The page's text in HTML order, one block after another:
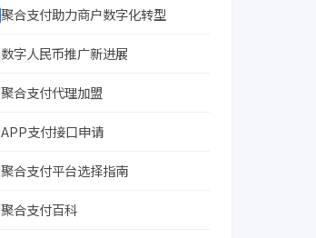
聚合支付助力商户数字化转型
数字人民币推广新进展
聚合支付代理加盟
APP支付接口申请
聚合支付平台选择指南
聚合支付百科